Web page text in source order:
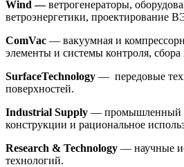
Wind —ветрогенераторы,
ветроэнергетики, проектирование
ComVac — вакуумная и
элементы и системы контроля, сбора
SurfaceTechnology — передовые
поверхностей.
Industrial Supply — промышленный
конструкции и рациональное
Research & Technology — научные
технологий.